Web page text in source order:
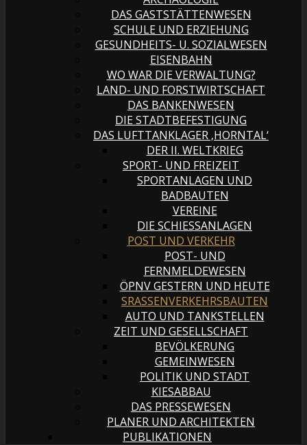
DAS GASTSTÄTTENWESEN
SCHULE UND ERZIEHUNG
GESUNDHEITS- U. SOZIALWESEN
EISENBAHN
WO WAR DIE VERWALTUNG?
LAND- UND FORSTWIRTSCHAFT
DAS BANKENWESEN
DIE STADTBEFESTIGUNG
DAS LUFTTANKLAGER ‚HORNTAL‘
DER II. WELTKRIEG
SPORT- UND FREIZEIT
SPORTANLAGEN UND
BADBAUTEN
VEREINE
DIE SCHIESSANLAGEN
POST UND VERKEHR
POST- UND
FERNMELDEWESEN
ÖPNV GESTERN UND HEUTE
SRASSENVERKEHRSBAUTEN
AUTO UND TANKSTELLEN
ZEIT UND GESELLSCHAFT
BEVÖLKERUNG
GEMEINWESEN
POLITIK UND STADT
KIESABBAU
DAS PRESSEWESEN
PLANER UND ARCHITEKTEN
PUBLIKATIONEN